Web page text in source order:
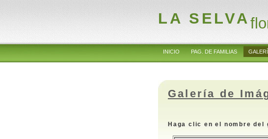
LA SELVA
INICIO PAG. DE FAMILIAS
Galería de
Haga clic en el nombre